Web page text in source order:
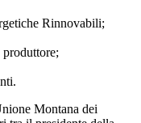
Rinnovabili;
produttore;
Montana dei